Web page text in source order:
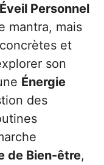
Éveil Personnel
mantra, mais
et
son
Énergie
des
de Bien-être,